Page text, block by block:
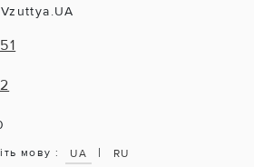
мову : UA | RU